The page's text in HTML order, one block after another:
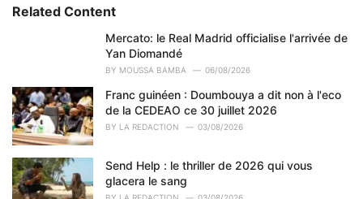
e
s
:
Related Content
Mercato: le Real Madrid officialise l'arrivée de
Yan Diomandé
BY MOUSSA BAMBA 06/08/2026
Franc guinéen : Doumbouya a dit non à l'eco
de la CEDEAO ce 30 juillet 2026
BY LA REDACTION 03/08/2026
Send Help : le thriller de 2026 qui vous
glacera le sang